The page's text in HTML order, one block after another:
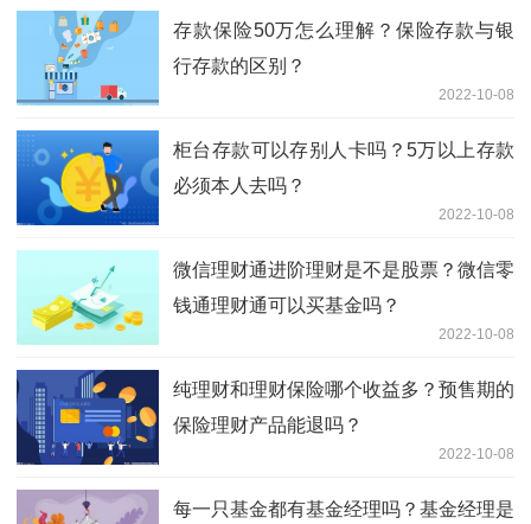
存款保险50万怎么理解？保险存款与银
行存款的区别？
2022-10-08
柜台存款可以存别人卡吗？5万以上存款
必须本人去吗？
2022-10-08
微信理财通进阶理财是不是股票？微信零
钱通理财通可以买基金吗？
2022-10-08
纯理财和理财保险哪个收益多？预售期的
保险理财产品能退吗？
2022-10-08
每一只基金都有基金经理吗？基金经理是